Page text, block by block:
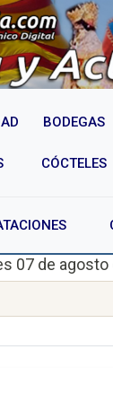
BODEGAS
CÓCTELES
07 de agosto